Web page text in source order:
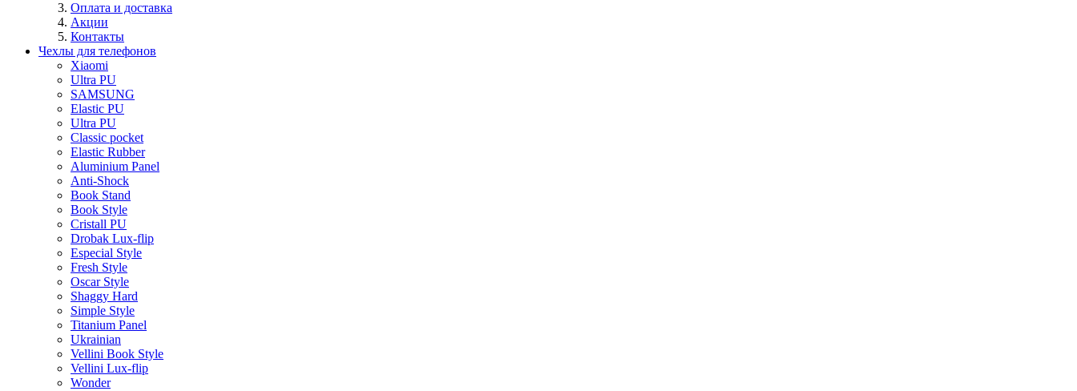
Оплата и доставка
Акции
Контакты
Чехлы для телефонов
Xiaomi
Ultra PU
SAMSUNG
Elastic PU
Ultra PU
Classic pocket
Elastic Rubber
Aluminium Panel
Anti-Shock
Book Stand
Book Style
Cristall PU
Drobak Lux-flip
Especial Style
Fresh Style
Oscar Style
Shaggy Hard
Simple Style
Titanium Panel
Ukrainian
Vellini Book Style
Vellini Lux-flip
Wonder